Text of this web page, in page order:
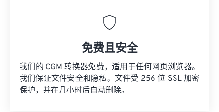
免费且安全
我们的 CGM 转换器免费，适用于任何网页浏览器。
我们保证文件安全和隐私。文件受 256 位 SSL 加密
保护，并在几小时后自动删除。